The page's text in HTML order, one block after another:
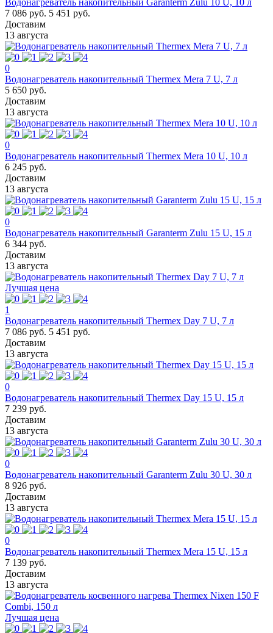
7 086 руб. 5 451 руб.
Доставим
13 августа
0
Водонагреватель накопительный Thermex Mera 7 U, 7 л
5 650 руб.
Доставим
13 августа
0
Водонагреватель накопительный Thermex Mera 10 U, 10 л
6 245 руб.
Доставим
13 августа
0
Водонагреватель накопительный Garanterm Zulu 15 U, 15 л
6 344 руб.
Доставим
13 августа
Лучшая цена
1
Водонагреватель накопительный Thermex Day 7 U, 7 л
7 086 руб. 5 451 руб.
Доставим
13 августа
0
Водонагреватель накопительный Thermex Day 15 U, 15 л
7 239 руб.
Доставим
13 августа
0
Водонагреватель накопительный Garanterm Zulu 30 U, 30 л
8 926 руб.
Доставим
13 августа
0
Водонагреватель накопительный Thermex Mera 15 U, 15 л
7 139 руб.
Доставим
13 августа
Лучшая цена